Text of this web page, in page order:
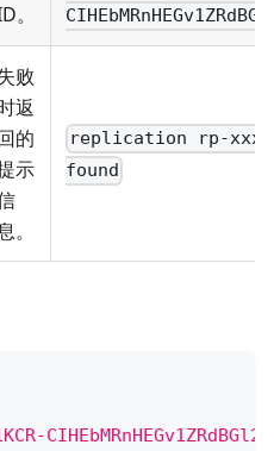
。
败
返
的
示
。
replication rp-xxx
found